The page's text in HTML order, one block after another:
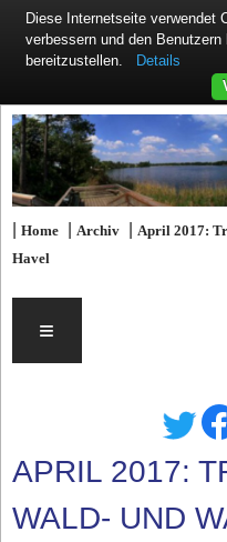
|Home |Archiv |April 2017:
Havel
≡
APRIL 2017:
WALD- UND
Diese Internetseite verwendet
verbessern und den
bereitzustellen.
Details